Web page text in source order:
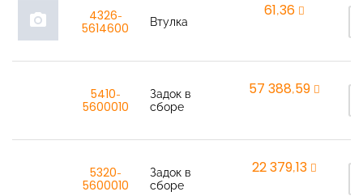
photo_camera
4326-
5614600
Втулка
61,36
5410-
5600010
Задок в
сборе
57 388,59
5320-
5600010
Задок в
сборе
22 379,13